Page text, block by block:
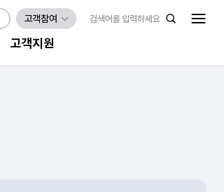
고객지원
고객참여